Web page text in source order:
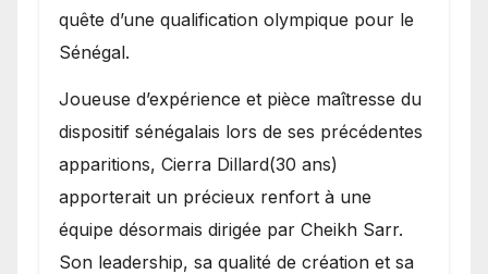
quête d’une qualification olympique pour le
Sénégal.
Joueuse d’expérience et pièce maîtresse du
dispositif sénégalais lors de ses précédentes
apparitions, Cierra Dillard(30 ans)
apporterait un précieux renfort à une
équipe désormais dirigée par Cheikh Sarr.
Son leadership, sa qualité de création et sa